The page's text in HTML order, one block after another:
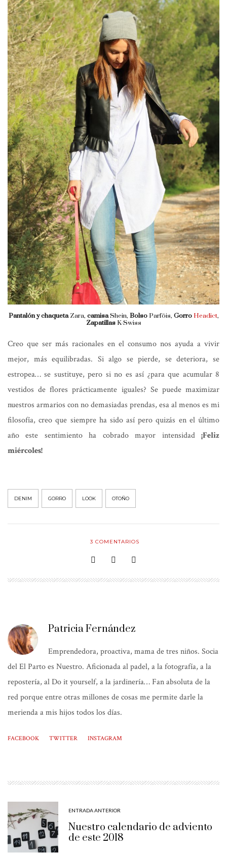
Pantalón y chaquetaZara, camisaShein, BolsoParföis, Gorro Headict,
ZapatillasK-Swiss
Creo que ser más racionales en el consumo nos ayuda a vivir
mejor, más equilibradas. Si algo se pierde, se deteriora, se
estropea… se sustituye, pero si no es así ¿para que acumular 8
vestidos de flores prácticamente iguales? Se puede maximizar
nuestros armarios con no demasiadas prendas, esa al menos es mi
filosofía, creo que siempre ha sido así pero quizás en el último
año este sentimiento ha cobrado mayor intensidad ¡Feliz
miércoles!
DENIM GORRO LOOK OTOÑO
3 COMENTARIOS
Patricia Fernández
Emprendedora, proactiva, mama de tres niños. Socia
del El Parto es Nuestro. Aficionada al padel, a la fotografía, a la
repostería, al Do it yourself, a la jardinería… Fan absoluta de la
red porque entre otras millones de cosas me permite darle la
merienda a mis hijos todos los días.
FACEBOOK TWITTER INSTAGRAM
ENTRADA ANTERIOR
Nuestro calendario de adviento
de este 2018